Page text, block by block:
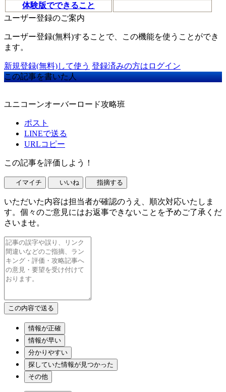
体験版でできること
ユーザー登録のご案内
ユーザー登録(無料)することで、この機能を使うことができ
ます。
新規登録(無料)して使う 登録済みの方はログイン
この記事を書いた人
ユニコーンオーバーロード攻略班
ポスト
LINEで送る
URLコピー
この記事を評価しよう！
イマイチ いいね 指摘する
いただいた内容は担当者が確認のうえ、順次対応いたしま
す。個々のご意見にはお返事できないことを予めご了承くだ
さいませ。
情報が正確
情報が早い
分かりやすい
探していた情報が見つかった
その他